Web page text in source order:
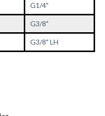
G1/4"
G3/8"
G3/8" LH